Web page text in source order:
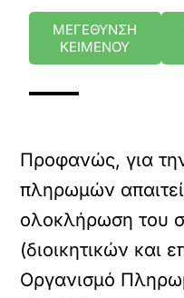
ΜΕΓΕΘΥΝΣΗ
ΚΕΙΜΕΝΟΥ
Προφανώς, για
πληρωμών
ολοκλήρωση του
(διοικητικών και
Οργανισμό